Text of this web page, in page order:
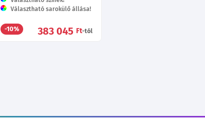
Választható sarokülő állása!
-10% 383 045 Ft-tól